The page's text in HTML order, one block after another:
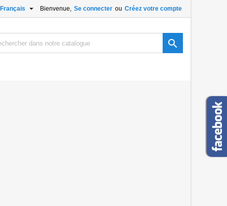
Bienvenue, Se connecter ou Créez votre compte
Français 

×
×
×
×